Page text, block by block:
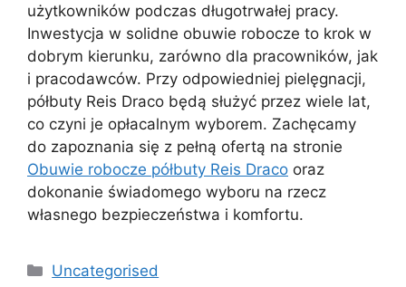
użytkowników podczas długotrwałej pracy.
Inwestycja w solidne obuwie robocze to krok w
dobrym kierunku, zarówno dla pracowników, jak
i pracodawców. Przy odpowiedniej pielęgnacji,
półbuty Reis Draco będą służyć przez wiele lat,
co czyni je opłacalnym wyborem. Zachęcamy
do zapoznania się z pełną ofertą na stronie
Obuwie robocze półbuty Reis Draco oraz
dokonanie świadomego wyboru na rzecz
własnego bezpieczeństwa i komfortu.
Kategorie
Uncategorised